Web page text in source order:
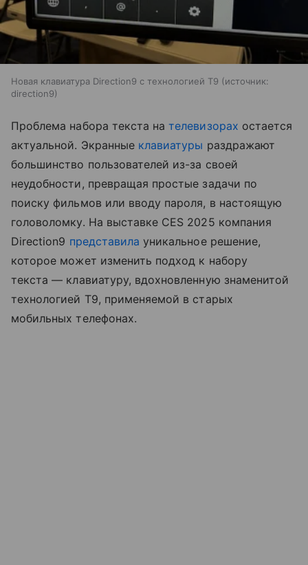
Новая клавиатура Direction9 с технологией T9
источник:
direction9
Проблема набора текста нателевизорах остается
актуальной. Экранные клавиатуры раздражают
большинство пользователей из-за своей
неудобности, превращая простые задачи по
поиску фильмов или вводу пароля, в настоящую
головоломку. На выставке CES 2025 компания
Direction9 представила уникальное решение,
которое может изменить подход к набору
текста — клавиатуру, вдохновленную знаменитой
технологией T9, применяемой в старых
мобильных телефонах.